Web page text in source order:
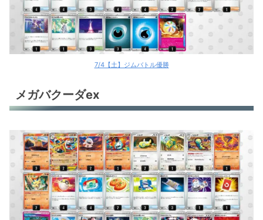
ドラパルトex
ドラパルトex＋バシャーモex
ドラパルトex＋バシャーモex
ドラパルトex＋バシャーモex
ドラパルトex＋バシャーモex
ドラパルトex＋バシャーモex
ドラパルトex＋バシャーモex
ストリンダーバレット
ストリンダーバレット
7/4【土】ジムバトル優勝
メガバクーダex